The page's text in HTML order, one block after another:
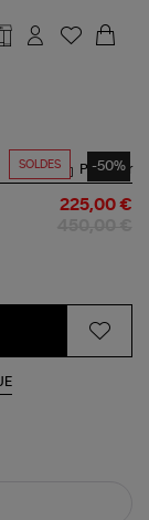
SOLDES -50%
Partager
225,00 €